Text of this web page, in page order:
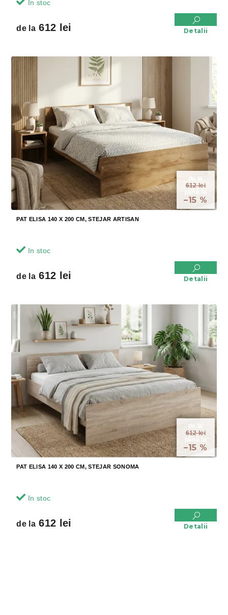
In stoc
de la612 lei Detalii
de la
612 lei
–15 %
PAT ELISA 140 X 200 CM, STEJAR ARTISAN
In stoc
de la612 lei Detalii
de la
612 lei
până la
–15 %
PAT ELISA 140 X 200 CM, STEJAR SONOMA
In stoc
de la612 lei Detalii